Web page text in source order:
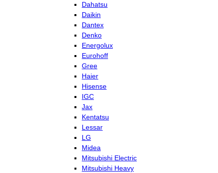
Dahatsu
Daikin
Dantex
Denko
Energolux
Eurohoff
Gree
Haier
Hisense
IGC
Jax
Kentatsu
Lessar
LG
Midea
Mitsubishi Electric
Mitsubishi Heavy